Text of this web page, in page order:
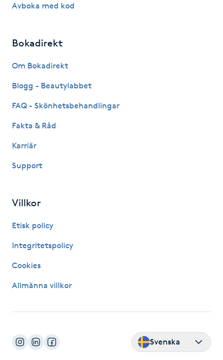
Klangmassage
Klippning
Klippning & Slingor
Koppningsmassage
Kosmetisk tatuering
Kroppsinpackning
Käkledsbehandling
Kärlbehandling
Avboka med kod
Bokadirekt
Om Bokadirekt
Blogg - Beautylabbet
FAQ - Skönhetsbehandlingar
Fakta & Råd
Karriär
Support
Villkor
Etisk policy
Integritetspolicy
Cookies
Allmänna villkor
Svenska